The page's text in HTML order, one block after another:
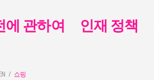
쇼핑
에 관하여 인재 정책